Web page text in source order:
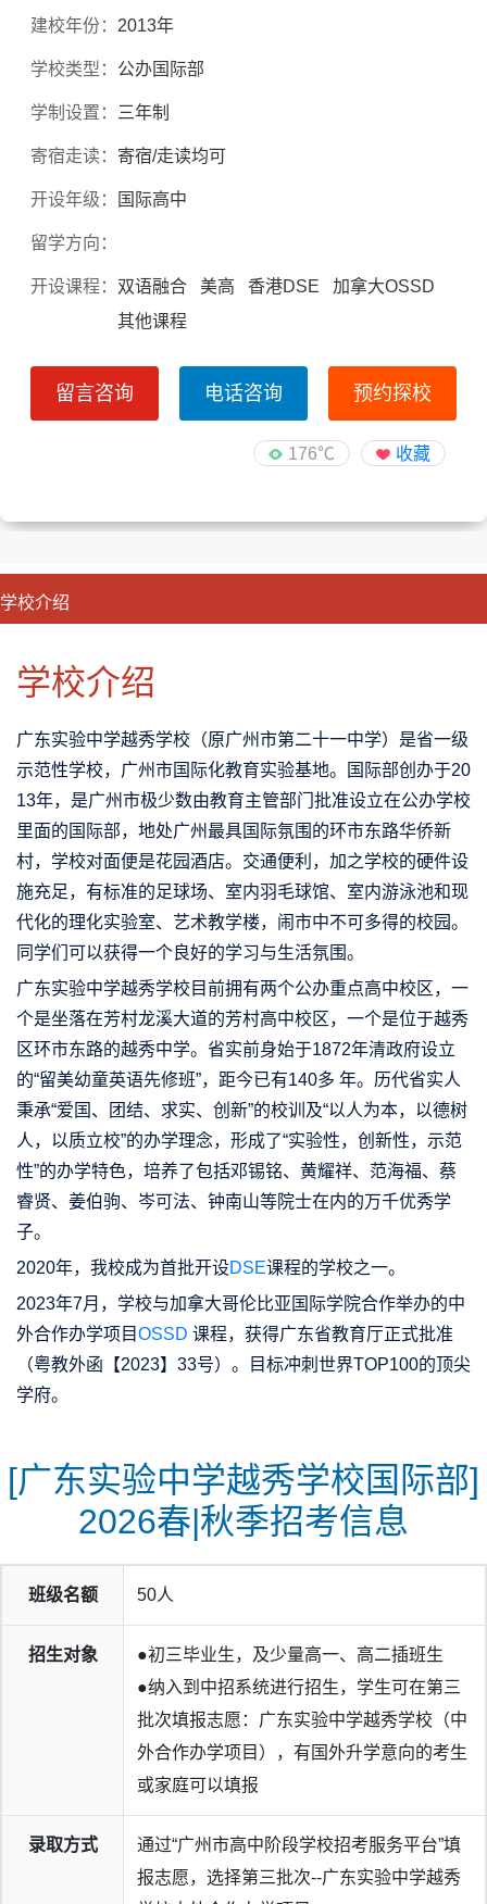
建校年份： 2013年
学校类型： 公办国际部
学制设置： 三年制
寄宿走读： 寄宿/走读均可
开设年级： 国际高中
留学方向：
开设课程： 双语融合 美高 香港DSE 加拿大OSSD
其他课程
留言咨询 电话咨询 预约探校
176℃ 收藏
学校介绍
学校介绍
广东实验中学越秀学校（原广州市第二十一中学）是省一级
示范性学校，广州市国际化教育实验基地。国际部创办于20
13年，是广州市极少数由教育主管部门批准设立在公办学校
里面的国际部，地处广州最具国际氛围的环市东路华侨新
村，学校对面便是花园酒店。交通便利，加之学校的硬件设
施充足，有标准的足球场、室内羽毛球馆、室内游泳池和现
代化的理化实验室、艺术教学楼，闹市中不可多得的校园。
同学们可以获得一个良好的学习与生活氛围。
广东实验中学越秀学校目前拥有两个公办重点高中校区，一
个是坐落在芳村龙溪大道的芳村高中校区，一个是位于越秀
区环市东路的越秀中学。省实前身始于1872年清政府设立
的“留美幼童英语先修班”，距今已有140多 年。历代省实人
秉承“爱国、团结、求实、创新”的校训及“以人为本，以德树
人，以质立校”的办学理念，形成了“实验性，创新性，示范
性”的办学特色，培养了包括邓锡铭、黄耀祥、范海福、蔡
睿贤、姜伯驹、岑可法、钟南山等院士在内的万千优秀学
子。
2020年，我校成为首批开设DSE课程的学校之一。
2023年7月，学校与加拿大哥伦比亚国际学院合作举办的中
外合作办学项目OSSD 课程，获得广东省教育厅正式批准
（粤教外函【2023】33号）。目标冲刺世界TOP100的顶尖
学府。
[广东实验中学越秀学校国际部]
2026春|秋季招考信息
班级名额 50人
招生对象
●初三毕业生，及少量高一、高二插班生
●纳入到中招系统进行招生，学生可在第三
批次填报志愿：广东实验中学越秀学校（中
外合作办学项目），有国外升学意向的考生
或家庭可以填报
录取方式
通过“广州市高中阶段学校招考服务平台”填
报志愿，选择第三批次--广东实验中学越秀